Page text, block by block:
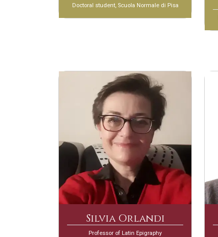
Doctoral student, Scuola Normale di Pisa
Silvia Orlandi
Professor of Latin Epigraphy